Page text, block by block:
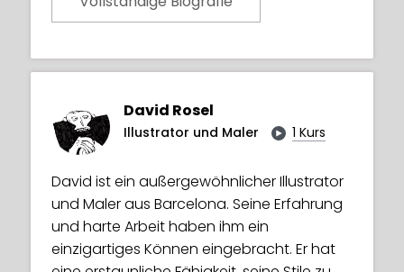
David Rosel
Illustrator und Maler 1 Kurs
David ist ein außergewöhnlicher Illustrator
und Maler aus Barcelona. Seine Erfahrung
und harte Arbeit haben ihm ein
einzigartiges Können eingebracht. Er hat